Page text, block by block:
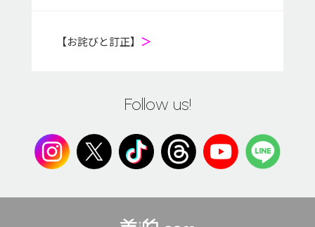
【お詫びと訂正】 ＞
Follow us!